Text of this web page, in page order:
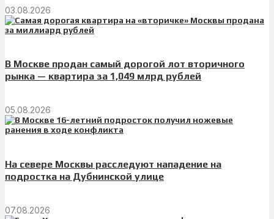
03.08.2026
В Москве продан самый дорогой лот вторичного
рынка — квартира за 1,049 млрд рублей
05.08.2026
На севере Москвы расследуют нападение на
подростка на Дубнинской улице
07.08.2026